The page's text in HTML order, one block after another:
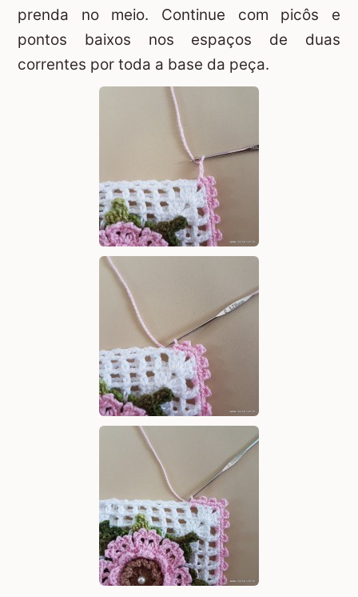
prenda no meio. Continue com picôs e
pontos baixos nos espaços de duas
correntes por toda a base da peça.